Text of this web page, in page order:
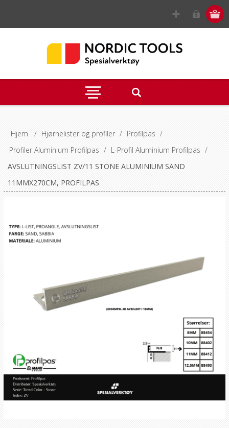
Hjem / Hjørnelister og profiler / Profilpas /
Profiler Aluminium Profilpas / L-Profil Aluminium Profilpas /
AVSLUTNINGSLIST ZV/11 STONE ALUMINIUM SAND
11MMX270CM, PROFILPAS